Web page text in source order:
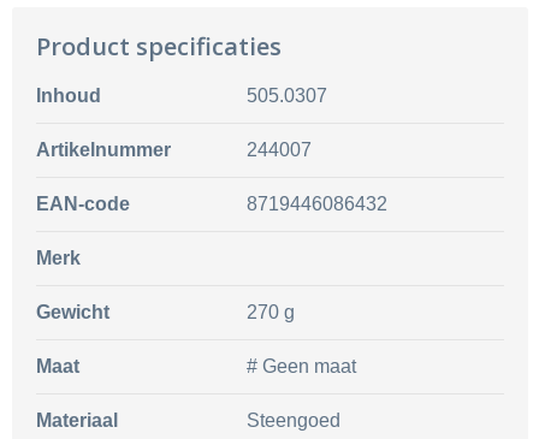
Product specificaties
Inhoud 505.0307
Artikelnummer 244007
EAN-code 8719446086432
Merk
Gewicht 270 g
Maat # Geen maat
Materiaal Steengoed